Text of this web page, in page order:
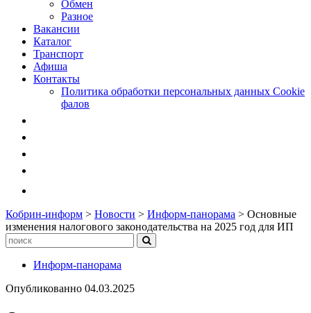
Обмен
Разное
Вакансии
Каталог
Транспорт
Афиша
Контакты
Политика обработки персональных данных Cookie
фалов
Кобрин-информ > Новости > Информ-панорама > Основные
изменения налогового законодательства на 2025 год для ИП
Информ-панорама
Опубликованно 04.03.2025